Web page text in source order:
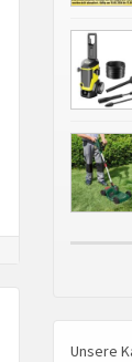
Unsere